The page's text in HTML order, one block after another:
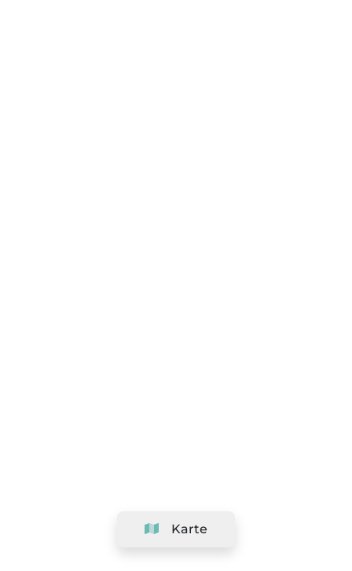
Karte